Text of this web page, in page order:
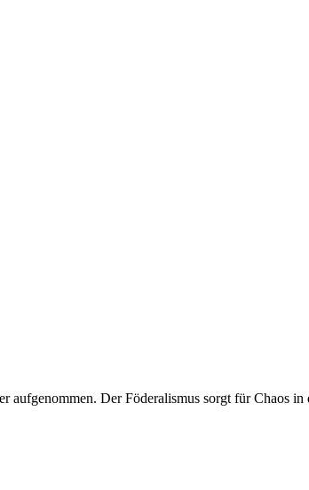
Der Föderalismus sorgt für Chaos in